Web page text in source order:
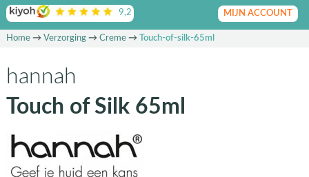
9,2 op basis van beoordelingen
MIJN ACCOUNT
Home→ Verzorging→ Creme→ Touch-of-silk-65ml
hannah
Touch of Silk 65ml